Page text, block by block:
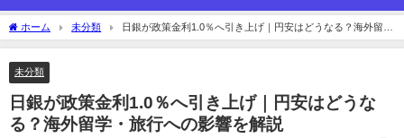
ホーム 未分類
日銀が政策金利1.0％へ引き上げ｜円安はどうなる？海外留
学・旅行への影響を解説
未分類
日銀が政策金利1.0％へ引き上げ｜円安はどうな
る？海外留学・旅行への影響を解説